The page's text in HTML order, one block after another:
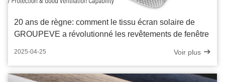
20 ans de règne: comment le tissu écran solaire de
GROUPEVE a révolutionné les revêtements de fenêtre
2025-04-25 Voir plus